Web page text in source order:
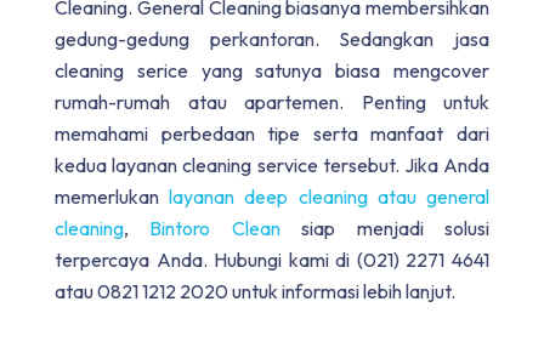
Cleaning. General Cleaning biasanya membersihkan
gedung-gedung perkantoran. Sedangkan jasa
cleaning serice yang satunya biasa mengcover
rumah-rumah atau apartemen. Penting untuk
memahami perbedaan tipe serta manfaat dari
kedua layanan cleaning service tersebut. Jika Anda
memerlukanlayanan deep cleaning atau general
cleaning, Bintoro Cleansiap menjadi solusi
terpercaya Anda. Hubungi kami di (021) 2271 4641
atau 0821 1212 2020 untuk informasi lebih lanjut.